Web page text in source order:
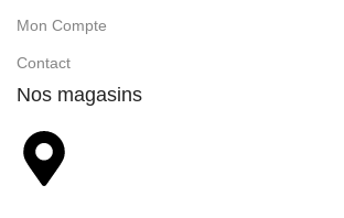
Mon Compte
Contact
Nos magasins